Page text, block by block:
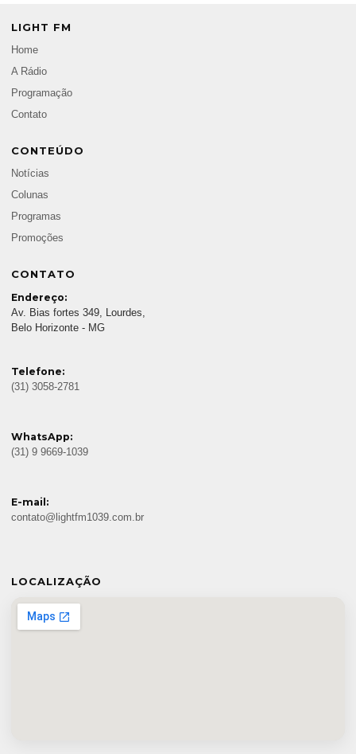
LIGHT FM
Home
A Rádio
Programação
Contato
CONTEÚDO
Notícias
Colunas
Programas
Promoções
CONTATO
Endereço:
Av. Bias fortes 349, Lourdes,
Belo Horizonte - MG
Telefone:
(31) 3058-2781
WhatsApp:
(31) 9 9669-1039
E-mail:
contato@lightfm1039.com.br
LOCALIZAÇÃO